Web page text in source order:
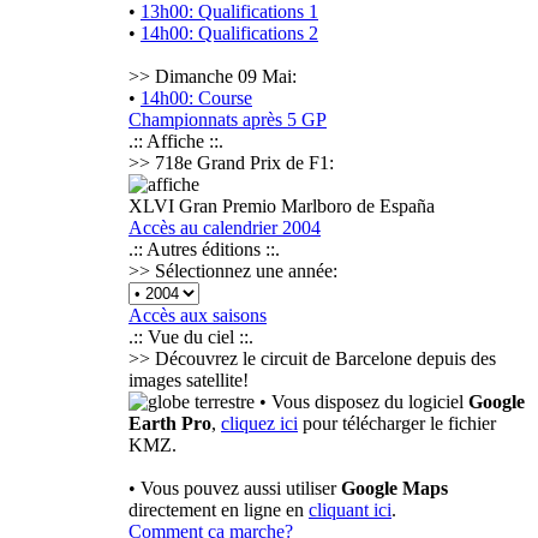
• 13h00: Qualifications 1
• 14h00: Qualifications 2
>> Dimanche 09 Mai:
• 14h00: Course
Championnats après 5 GP
.:: Affiche ::.
>> 718e Grand Prix de F1:
XLVI Gran Premio Marlboro de España
Accès au calendrier 2004
.:: Autres éditions ::.
>> Sélectionnez une année:
Accès aux saisons
.:: Vue du ciel ::.
>> Découvrez le circuit de Barcelone depuis des
images satellite!
• Vous disposez du logiciel Google
Earth Pro, cliquez ici pour télécharger le fichier
KMZ.
• Vous pouvez aussi utiliserGoogle Maps
directement en ligne en cliquant ici.
Comment ça marche?